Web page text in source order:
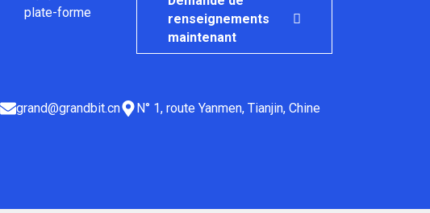
plate-forme
renseignements
maintenant
grand@grandbit.cn N° 1, route Yanmen, Tianjin, Chine